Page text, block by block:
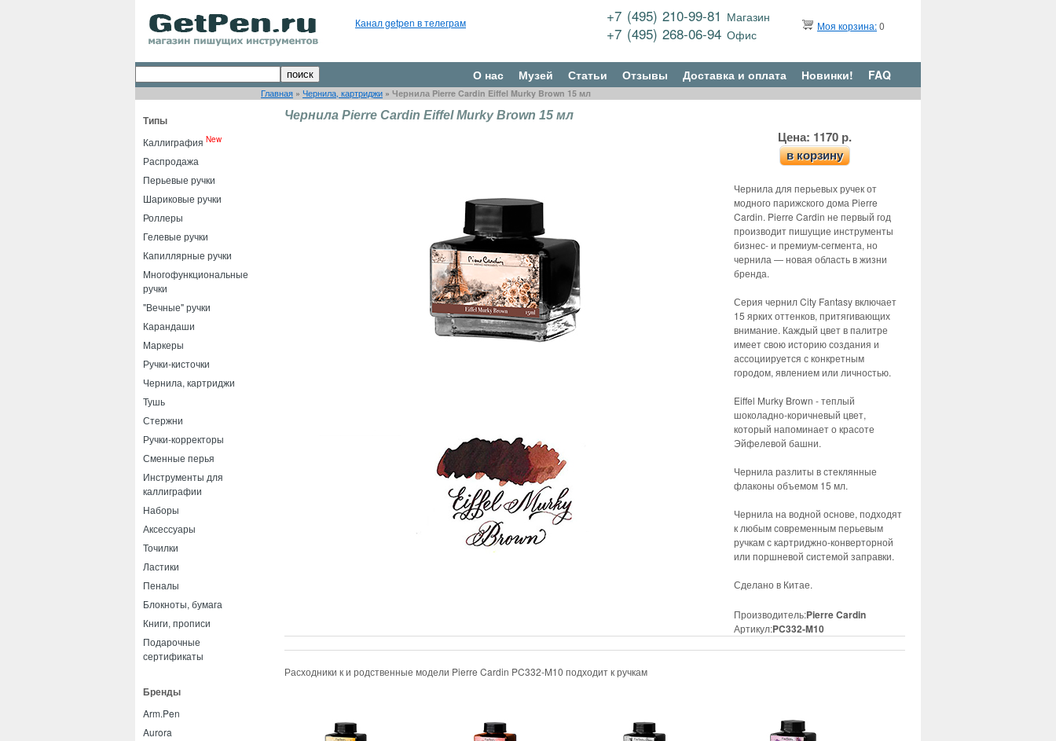
Канал getpen в телеграм +7 (495) 210-99-81 Магазин
+7 (495) 268-06-94Офис
Моя корзина:0
О нас Музей Статьи Отзывы Доставка и оплата Новинки! FAQ
Главная » Чернила, картриджи » Чернила Pierre Cardin Eiffel Murky Brown 15 мл
Типы
Каллиграфия New
Распродажа
Перьевые ручки
Шариковые ручки
Роллеры
Гелевые ручки
Капиллярные ручки
Многофункциональные
ручки
"Вечные" ручки
Карандаши
Маркеры
Ручки-кисточки
Чернила, картриджи
Тушь
Стержни
Ручки-корректоры
Сменные перья
Инструменты для
каллиграфии
Наборы
Аксессуары
Точилки
Ластики
Пеналы
Блокноты, бумага
Книги, прописи
Подарочные
сертификаты
Бренды
Arm.Pen
Aurora
Чернила Pierre Cardin Eiffel Murky Brown 15 мл
Цена: 1170 р.
в корзину
Чернила для перьевых ручек от
модного парижского дома Pierre
Cardin. Pierre Cardin не первый год
производит пишущие инструменты
бизнес- и премиум-сегмента, но
чернила — новая область в жизни
бренда.
Серия чернил City Fantasy включает
15 ярких оттенков, притягивающих
внимание. Каждый цвет в палитре
имеет свою историю создания и
ассоциируется с конкретным
городом, явлением или личностью.
Eiffel Murky Brown - теплый
шоколадно-коричневый цвет,
который напоминает о красоте
Эйфелевой башни.
Чернила разлиты в стеклянные
флаконы объемом 15 мл.
Чернила на водной основе, подходят
к любым современным перьевым
ручкам с картриджно-конверторной
или поршневой системой заправки.
Сделано в Китае.
Производитель:Pierre Cardin
Артикул:PC332-M10
Расходники к и родственные модели Pierre Cardin PC332-M10 подходит к ручкам